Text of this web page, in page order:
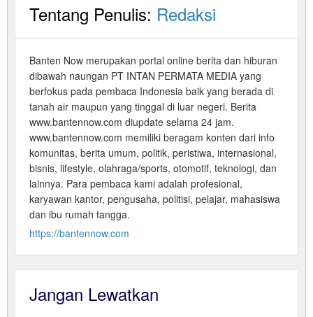
Tentang Penulis: Redaksi
Banten Now merupakan portal online berita dan hiburan
dibawah naungan PT INTAN PERMATA MEDIA yang
berfokus pada pembaca Indonesia baik yang berada di
tanah air maupun yang tinggal di luar negeri. Berita
www.bantennow.com diupdate selama 24 jam.
www.bantennow.com memiliki beragam konten dari info
komunitas, berita umum, politik, peristiwa, internasional,
bisnis, lifestyle, olahraga/sports, otomotif, teknologi, dan
lainnya. Para pembaca kami adalah profesional,
karyawan kantor, pengusaha, politisi, pelajar, mahasiswa
dan ibu rumah tangga.
https://bantennow.com
Jangan Lewatkan